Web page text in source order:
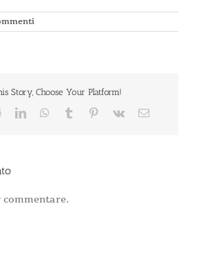
Story, Choose Your Platform!
RedditLinkedInWhatsApp
Tumblr Pinterest
Vk Email
commentare.